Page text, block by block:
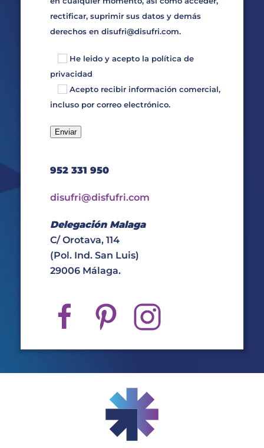
rectificar, suprimir sus datos y demás
derechos en disufri@disufri.com.
He leido y acepto la política de
privacidad
Acepto recibir información comercial,
incluso por correo electrónico.
952 331 950
disufri@disfufri.com
Delegación Malaga
C/ Orotava, 114
(Pol. Ind. San Luis)
29006 Málaga.